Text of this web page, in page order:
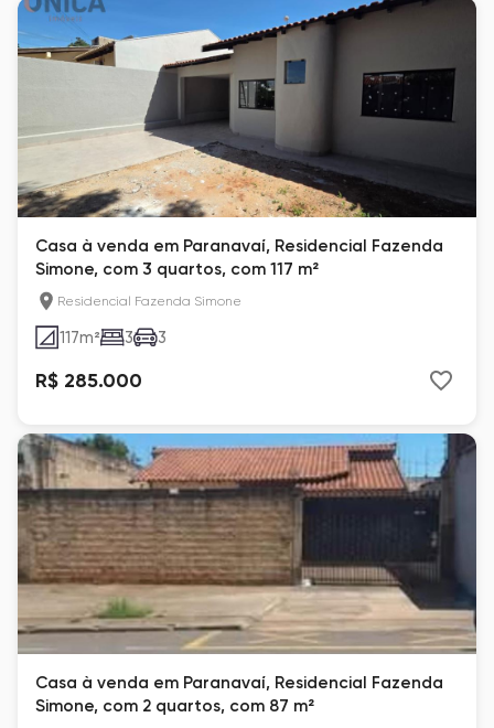
Casa à venda em Paranavaí, Residencial Fazenda
Simone, com 3 quartos, com 117 m²
Residencial Fazenda Simone
117m² 3 3
R$ 285.000
Casa à venda em Paranavaí, Residencial Fazenda
Simone, com 2 quartos, com 87 m²